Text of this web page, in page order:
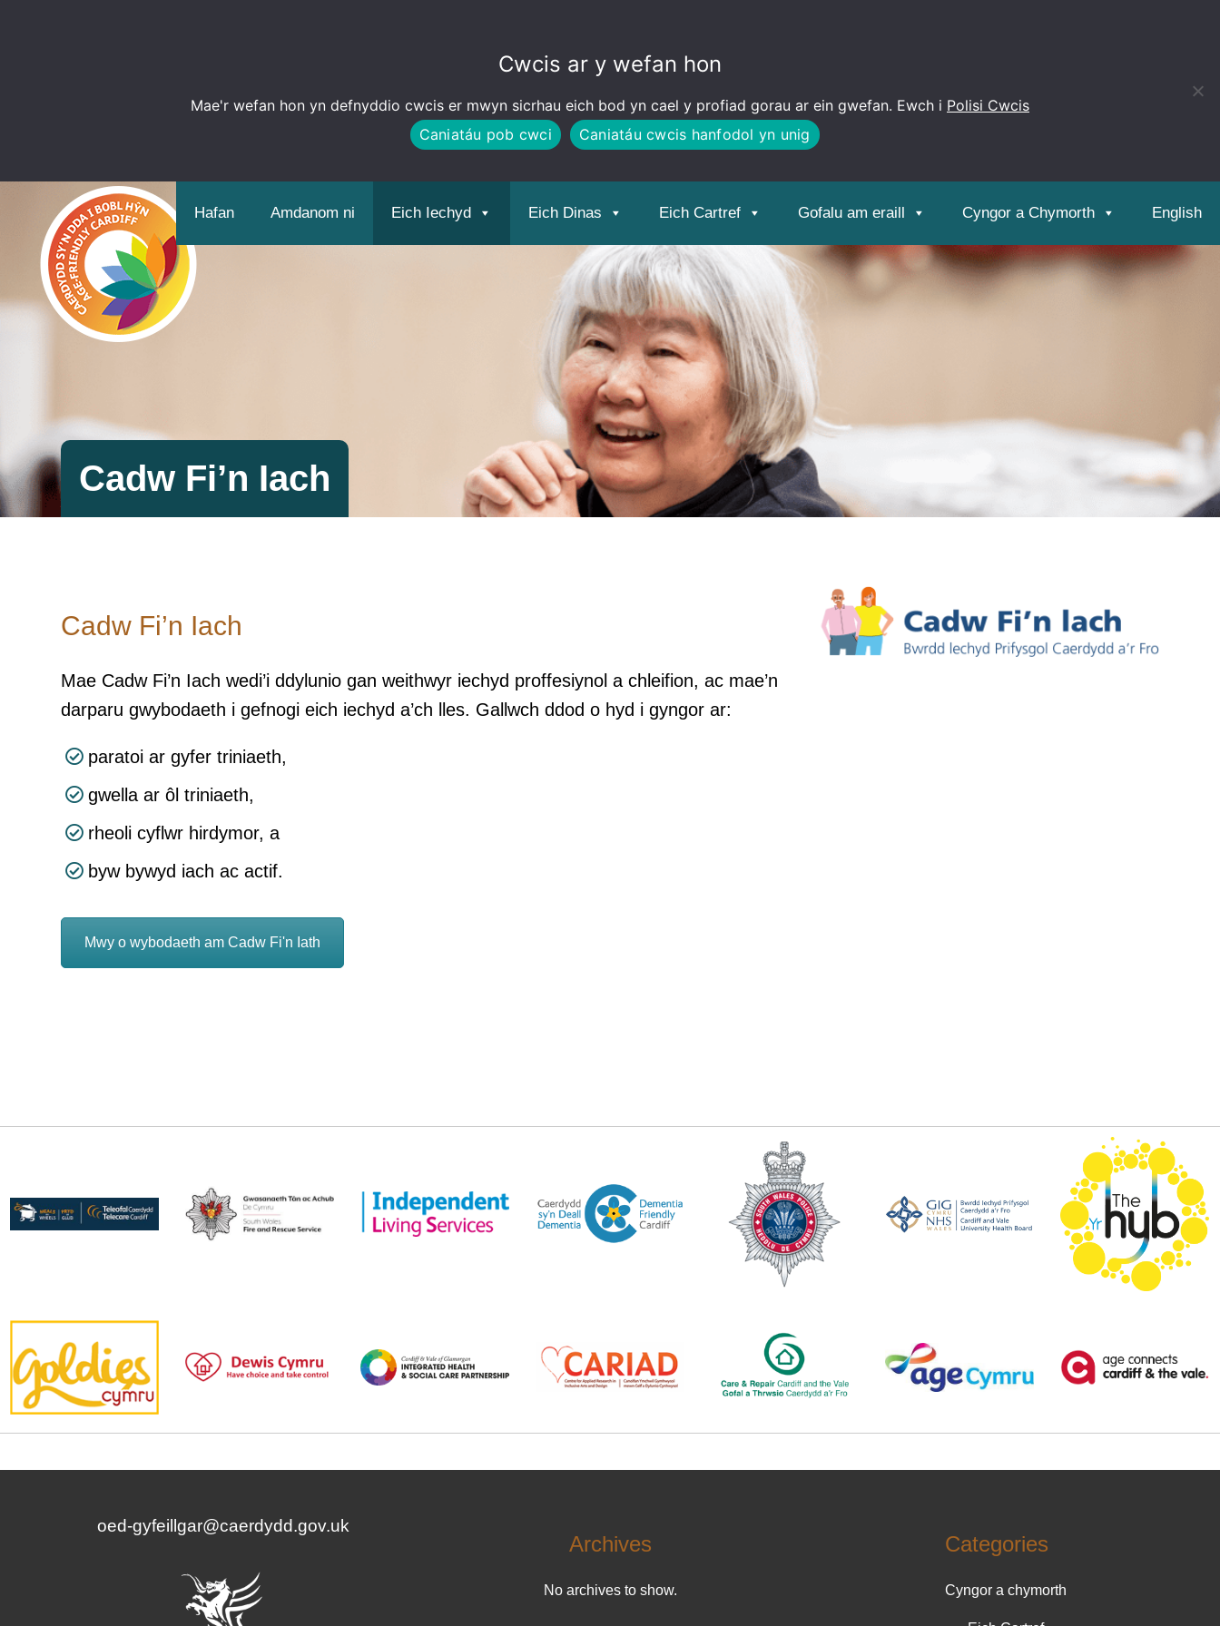
Cwcis ar y wefan hon
Mae'r wefan hon yn defnyddio cwcis er mwyn sicrhau eich bod yn cael y profiad gorau ar ein gwefan. Ewch i Polisi Cwcis
Caniatáu pob cwci
Caniatáu cwcis hanfodol yn unig
Hafan Amdanom ni Eich Iechyd Eich Dinas Eich Cartref Gofalu am eraill Cyngor a Chymorth English
Cadw Fi’n Iach
Cadw Fi’n Iach
Mae Cadw Fi’n Iach wedi’i ddylunio gan weithwyr iechyd proffesiynol a chleifion, ac mae’n
darparu gwybodaeth i gefnogi eich iechyd a’ch lles. Gallwch ddod o hyd i gyngor ar:
paratoi ar gyfer triniaeth,
gwella ar ôl triniaeth,
rheoli cyflwr hirdymor, a
byw bywyd iach ac actif.
Mwy o wybodaeth am Cadw Fi'n Iath
oed-gyfeillgar@caerdydd.gov.uk
Archives
No archives to show.
Categories
Cyngor a chymorth